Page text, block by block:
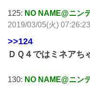
125: NO NAME@ニン
2019/03/05(火)
>>124
ＤＱ４ではミネアち
130: NO NAME@ニン